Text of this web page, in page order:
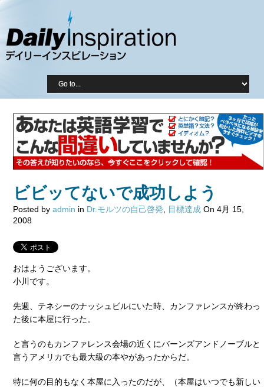
ビビッてないで成功しよう
Posted by admin in Dr.モルツの自己啓発 目標達成 On 4月 15,
2008
おはようございます。
小川です。
先週、テネシーのナッシュビルにいた時、カンファレンスが終わっ
た後に本屋に行った。
と言うのもカンファレンス会場の近くにバーンズアンドノーブルと
言うアメリカでも最大級の本やがあったからだ。
特に何の目的もなく本屋に入ったのだが、（本屋はいつでも新しい